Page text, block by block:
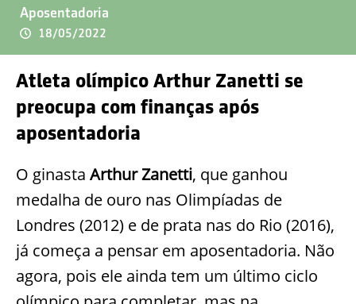
Aposentadoria
18/05/2022
Atleta olímpico Arthur Zanetti se
preocupa com finanças após
aposentadoria
O ginasta Arthur Zanetti, que ganhou
medalha de ouro nas Olimpíadas de
Londres (2012) e de prata nas do Rio (2016),
já começa a pensar em aposentadoria. Não
agora, pois ele ainda tem um último ciclo